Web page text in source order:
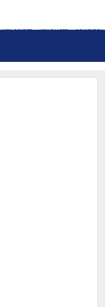
MON COMPTE MON PANIER CONNEXION